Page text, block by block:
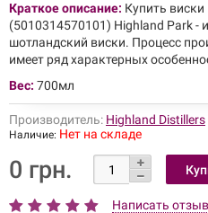
Краткое описание: Купить виски
(5010314570101) Highland Park -
шотландский виски. Процесс
имеет ряд характерных
Вес: 700мл
Производитель: Highland Distillers
Наличие: Нет на складе
0 грн.
Написать отзыв